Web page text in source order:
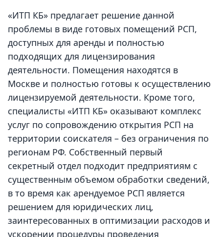
«ИТП КБ» предлагает решение данной
проблемы в виде готовых помещений РСП,
доступных для аренды и полностью
подходящих для лицензирования
деятельности. Помещения находятся в
Москве и полностью готовы к осуществлению
лицензируемой деятельности. Кроме того,
специалисты «ИТП КБ» оказывают комплекс
услуг по сопровождению открытия РСП на
территории соискателя – без ограничения по
регионам РФ. Собственный первый
секретный отдел подходит предприятиям с
существенным объемом обработки сведений,
в то время как арендуемое РСП является
решением для юридических лиц,
заинтересованных в оптимизации расходов и
ускорении процедуры проведения